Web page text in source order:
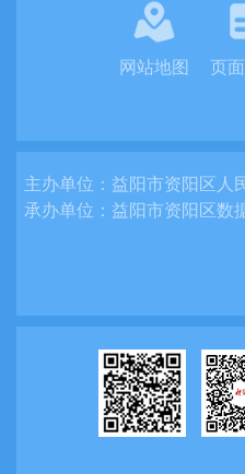
网站地图 页
主办单位： 益阳市资阳区人
承办单位： 益阳市资阳区数